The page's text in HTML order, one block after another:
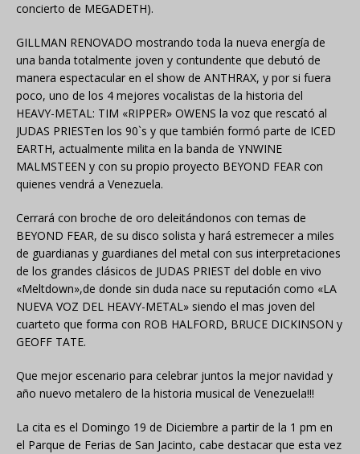
concierto de MEGADETH).
GILLMAN RENOVADO mostrando toda la nueva energía de
una banda totalmente joven y contundente que debutó de
manera espectacular en el show de ANTHRAX, y por si fuera
poco, uno de los 4 mejores vocalistas de la historia del
HEAVY-METAL: TIM «RIPPER» OWENS la voz que rescató al
JUDAS PRIESTen los 90`s y que también formó parte de ICED
EARTH, actualmente milita en la banda de YNWINE
MALMSTEEN y con su propio proyecto BEYOND FEAR con
quienes vendrá a Venezuela.
Cerrará con broche de oro deleitándonos con temas de
BEYOND FEAR, de su disco solista y hará estremecer a miles
de guardianas y guardianes del metal con sus interpretaciones
de los grandes clásicos de JUDAS PRIEST del doble en vivo
«Meltdown»,de donde sin duda nace su reputación como «LA
NUEVA VOZ DEL HEAVY-METAL» siendo el mas joven del
cuarteto que forma con ROB HALFORD, BRUCE DICKINSON y
GEOFF TATE.
Que mejor escenario para celebrar juntos la mejor navidad y
año nuevo metalero de la historia musical de Venezuela!!!
La cita es el Domingo 19 de Diciembre a partir de la 1 pm en
el Parque de Ferias de San Jacinto, cabe destacar que esta vez